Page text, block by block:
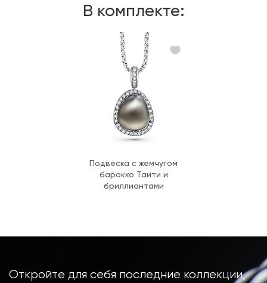
В комплекте:
Подвеска с жемчугом
барокко Таити и
бриллиантами
Откройте для себя последние коллекции,